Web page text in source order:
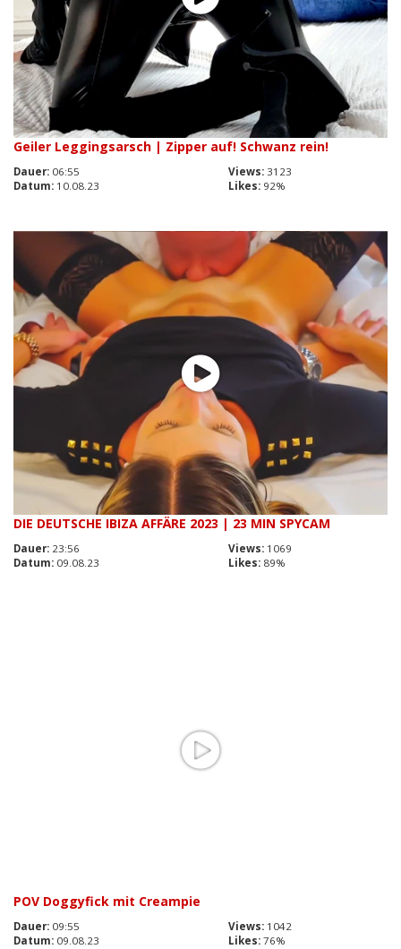
Geiler Leggingsarsch | Zipper auf! Schwanz rein!
Dauer: 06:55 Views: 3123
Datum: 10.08.23 Likes: 92%
DIE DEUTSCHE IBIZA AFFÄRE 2023 | 23 MIN SPYCAM
Dauer: 23:56 Views: 1069
Datum: 09.08.23 Likes: 89%
POV Doggyfick mit Creampie
Dauer: 09:55 Views: 1042
Datum: 09.08.23 Likes: 76%